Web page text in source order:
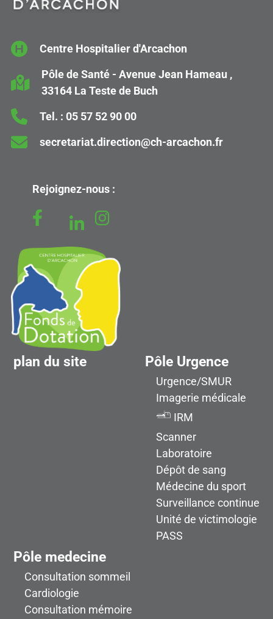
Centre Hospitalier d'Arcachon
Pôle de Santé - Avenue Jean Hameau ,
33164 La Teste de Buch
Tel. : 05 57 52 90 00
secretariat.direction@ch-arcachon.fr
Rejoignez-nous :
plan du site Pôle Urgence
Urgence/SMUR
Imagerie médicale
IRM
Scanner
Laboratoire
Dépôt de sang
Médecine du sport
Surveillance continue
Unité de victimologie
PASS
Pôle medecine
Consultation sommeil
Cardiologie
Consultation mémoire